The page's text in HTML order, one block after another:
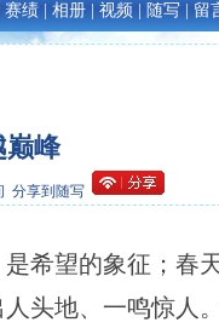
赛绩 相册 视频 随写 留
峰
分享到随写
希望的象征；春
头地、一鸣惊人